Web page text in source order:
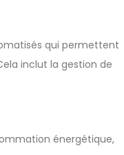
qui permettent
inclut la gestion de
énergétique,